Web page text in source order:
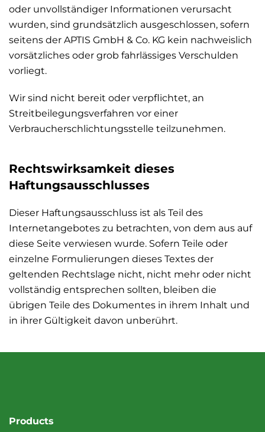
oder unvollständiger Informationen verursacht
wurden, sind grundsätzlich ausgeschlossen, sofern
seitens der APTIS GmbH & Co. KG kein nachweislich
vorsätzliches oder grob fahrlässiges Verschulden
vorliegt.
Wir sind nicht bereit oder verpflichtet, an
Streitbeilegungsverfahren vor einer
Verbraucherschlichtungsstelle teilzunehmen.
Rechtswirksamkeit dieses
Haftungsausschlusses
Dieser Haftungsausschluss ist als Teil des
Internetangebotes zu betrachten, von dem aus auf
diese Seite verwiesen wurde. Sofern Teile oder
einzelne Formulierungen dieses Textes der
geltenden Rechtslage nicht, nicht mehr oder nicht
vollständig entsprechen sollten, bleiben die
übrigen Teile des Dokumentes in ihrem Inhalt und
in ihrer Gültigkeit davon unberührt.
Products